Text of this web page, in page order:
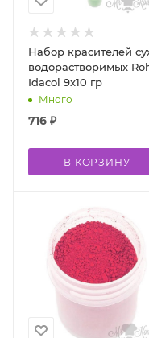
Набор красителей
водорастворимых
Idacol 9х10 гр
Много
716 ₽
В КОРЗИНУ